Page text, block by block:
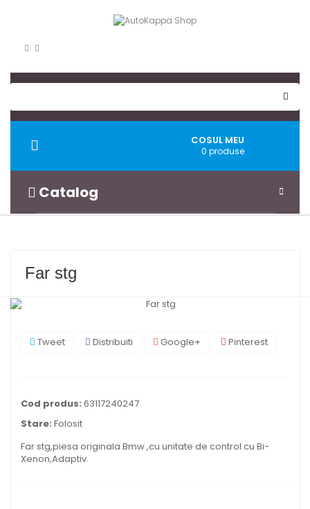
COSUL MEU
0 produse
Catalog
Toggle
Far stg
Tweet Distribuiti Google+ Pinterest
Cod produs: 63117240247
Stare: Folosit
Far stg,piesa originala Bmw ,cu unitate de control cu Bi-
Xenon,Adaptiv.